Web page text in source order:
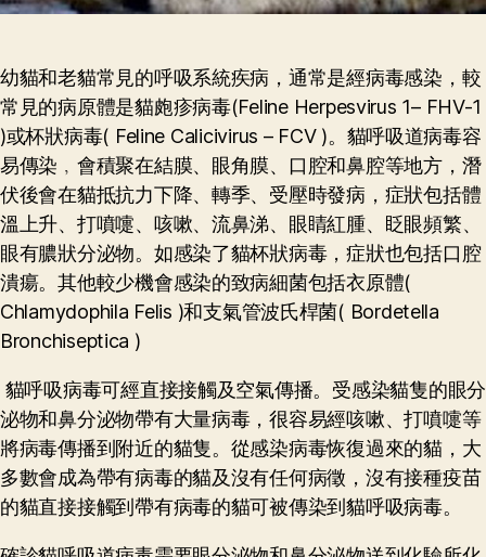
幼貓和老貓常見的呼吸系統疾病，通常是經病毒感染，較
常見的病原體是貓皰疹病毒(Feline Herpesvirus 1– FHV-1
)或杯狀病毒( Feline Calicivirus – FCV )。貓呼吸道病毒容
易傳染﹐會積聚在結膜、眼角膜、口腔和鼻腔等地方，潛
伏後會在貓抵抗力下降、轉季、受壓時發病，症狀包括體
溫上升、打噴嚏、咳嗽、流鼻涕、眼睛紅腫、眨眼頻繁、
眼有膿狀分泌物。如感染了貓杯狀病毒，症狀也包括口腔
潰瘍。其他較少機會感染的致病細菌包括衣原體(
Chlamydophila Felis )和支氣管波氏桿菌( Bordetella
Bronchiseptica )
貓呼吸病毒可經直接接觸及空氣傳播。受感染貓隻的眼分
泌物和鼻分泌物帶有大量病毒，很容易經咳嗽、打噴嚏等
將病毒傳播到附近的貓隻。從感染病毒恢復過來的貓，大
多數會成為帶有病毒的貓及沒有任何病徵，沒有接種疫苗
的貓直接接觸到帶有病毒的貓可被傳染到貓呼吸病毒。